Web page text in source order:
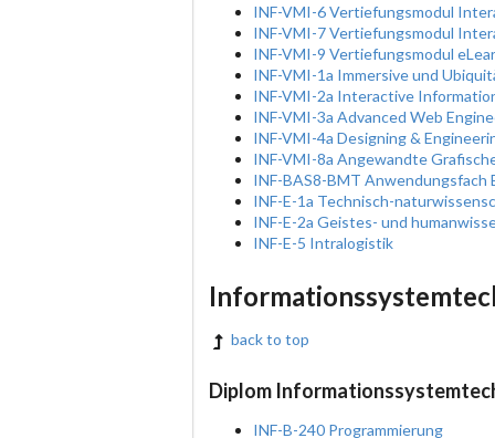
INF-VMI-6 Vertiefungsmodul
INF-VMI-7 Vertiefungsmodul
INF-VMI-9 Vertiefungsmodul
INF-VMI-1a Immersive und
INF-VMI-2a Interactive
INF-VMI-3a Advanced Web
INF-VMI-4a Designing &
INF-VMI-8a Angewandte
INF-BAS8-BMT Anwendungsfach
INF-E-1a Technisch-
INF-E-2a Geistes- und
INF-E-5 Intralogistik
back to top
Diplom
INF-B-240 Programmierung